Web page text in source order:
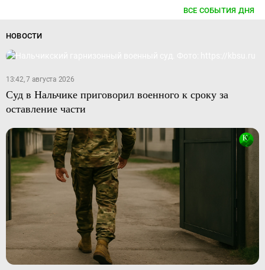
ВСЕ СОБЫТИЯ ДНЯ
НОВОСТИ
13:42, 7 августа 2026
Суд в Нальчике приговорил военного к сроку за
оставление части